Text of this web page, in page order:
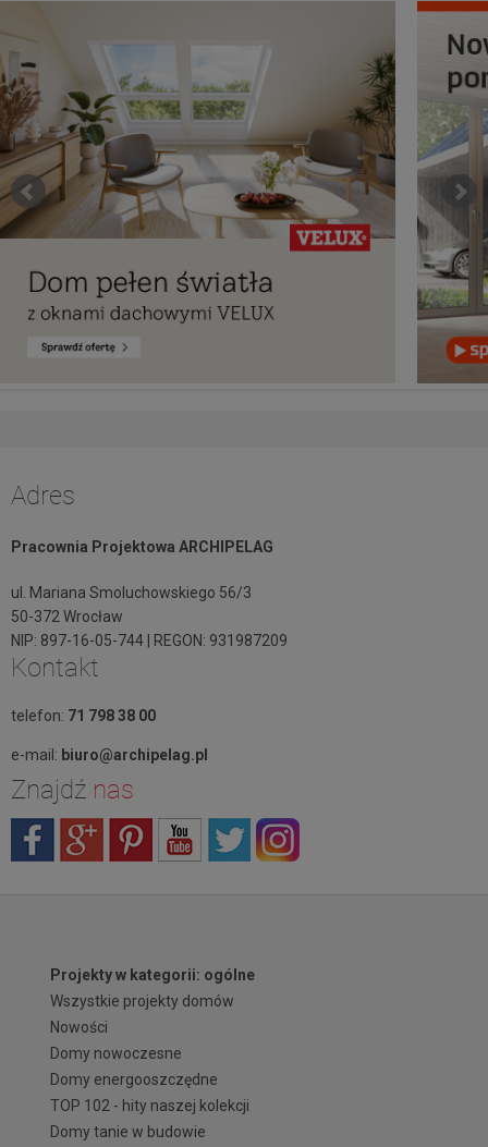
Adres
Pracownia Projektowa ARCHIPELAG
ul. Mariana Smoluchowskiego 56/3
50-372 Wrocław
NIP: 897-16-05-744 | REGON: 931987209
Kontakt
telefon: 71 798 38 00
e-mail: biuro@archipelag.pl
Znajdź nas
Projekty w kategorii: ogólne
Wszystkie projekty domów
Nowości
Domy nowoczesne
Domy energooszczędne
TOP 102 - hity naszej kolekcji
Domy tanie w budowie